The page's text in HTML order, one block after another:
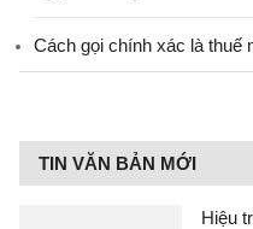
Cách gọi chính xác là thuế
TIN VĂN BẢN MỚI
Hiệu